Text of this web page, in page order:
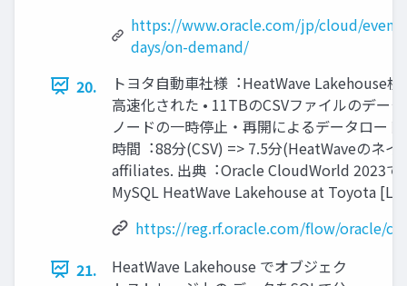
https://www.oracle.com/jp/cloud/
days/on-demand/
20.
トヨタ⾃動⾞社様︓HeatWave Lakehouse
⾼速化された • 11TBのCSVファイルのデー
ノードの⼀時停⽌・再開によるデータロー
時間︓88分(CSV) => 7.5分(HeatWaveのネ
affiliates. 出典︓Oracle CloudWorld 2023
MySQL HeatWave Lakehouse at Toyota
https://reg.rf.oracle.com/flow/oracle/
21.
HeatWave Lakehouse でオブジェク